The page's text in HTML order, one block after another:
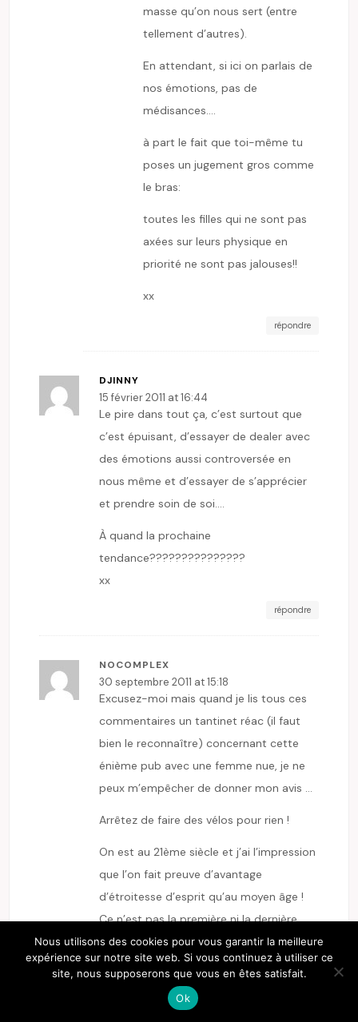
masse qu’on nous sert (entre
tellement d’autres).
En attendant, si ici on parlais de
nos émotions, pas de
médisances….
à part le fait que toi-même tu
poses un jugement gros comme
le bras:
toutes les filles qui ne sont pas
axées sur leurs physique en
priorité ne sont pas jalouses!!
xx
répondre
DJINNY
15 février 2011 at 16:44
Le pire dans tout ça, c’est surtout que
c’est épuisant, d’essayer de dealer avec
des émotions aussi controversée en
nous même et d’essayer de s’apprécier
et prendre soin de soi….
À quand la prochaine
tendance???????????????
xx
répondre
NOCOMPLEX
30 septembre 2011 at 15:18
Excusez-moi mais quand je lis tous ces
commentaires un tantinet réac (il faut
bien le reconnaître) concernant cette
énième pub avec une femme nue, je ne
peux m’empêcher de donner mon avis …
Arrêtez de faire des vélos pour rien !
On est au 21ème siècle et j’ai l’impression
que l’on fait preuve d’avantage
d’étroitesse d’esprit qu’au moyen âge !
Ce n’est pas la première ni la dernière
femme à poil que vous verrez nom de
nom ! Qu’est-ce qu’on en a à péter au
final ?? Rien, absolument rien… ! Ne vous
plaignez pas, ils auraient pu en afficher
Nous utilisons des cookies pour vous garantir la meilleure
expérience sur notre site web. Si vous continuez à utiliser ce
site, nous supposerons que vous en êtes satisfait.
Ok